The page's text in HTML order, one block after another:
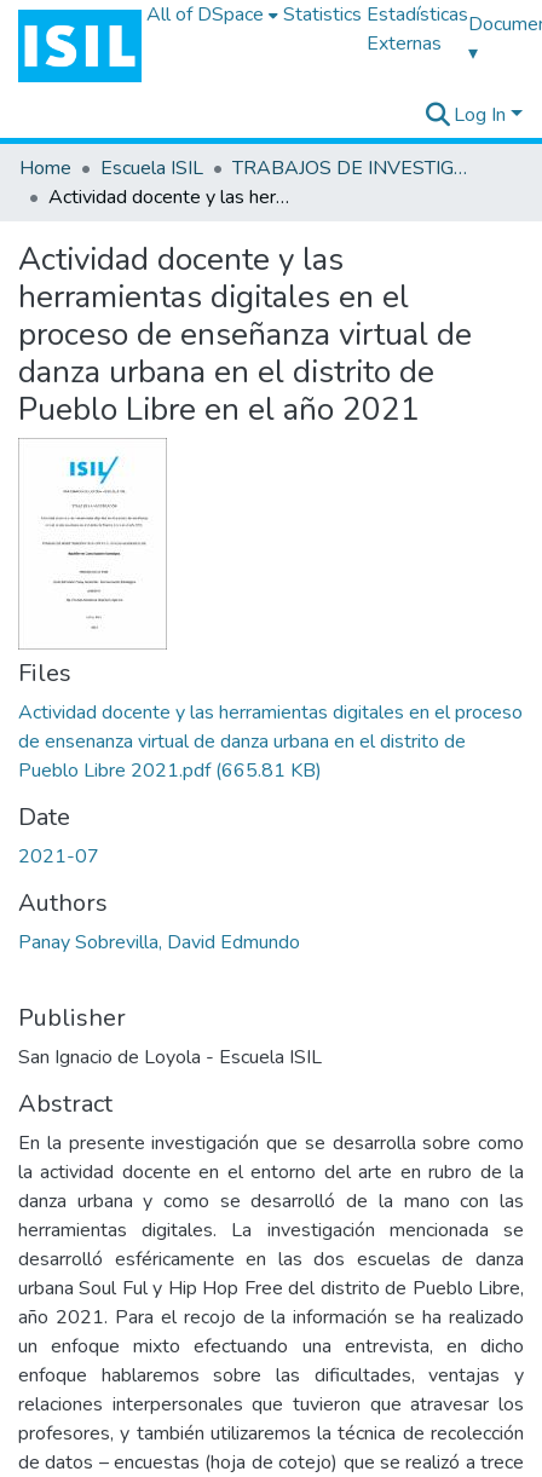
All of DSpace Statistics Estadísticas
Externas
▾
Log In
Home
Escuela ISIL
TRABAJOS DE INVESTIGACIÓN
Actividad docente y las herramientas digitales en el proceso de enseñanza virtual de danza urbana en el distrito de Pueblo Libre en el año 2021
Actividad docente y las
herramientas digitales en el
proceso de enseñanza virtual de
danza urbana en el distrito de
Pueblo Libre en el año 2021
Files
Actividad docente y las herramientas digitales en el proceso
de ensenanza virtual de danza urbana en el distrito de
Pueblo Libre 2021.pdf(665.81 KB)
Date
2021-07
Authors
Panay Sobrevilla, David Edmundo
Publisher
San Ignacio de Loyola - Escuela ISIL
Abstract
En la presente investigación que se desarrolla sobre como
la actividad docente en el entorno del arte en rubro de la
danza urbana y como se desarrolló de la mano con las
herramientas digitales. La investigación mencionada se
desarrolló esféricamente en las dos escuelas de danza
urbana Soul Ful y Hip Hop Free del distrito de Pueblo Libre,
año 2021. Para el recojo de la información se ha realizado
un enfoque mixto efectuando una entrevista, en dicho
enfoque hablaremos sobre las dificultades, ventajas y
relaciones interpersonales que tuvieron que atravesar los
profesores, y también utilizaremos la técnica de recolección
de datos – encuestas (hoja de cotejo) que se realizó a trece